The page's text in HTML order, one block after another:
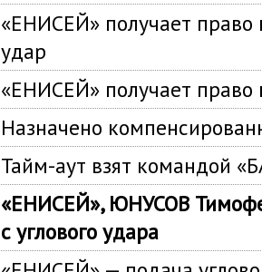
«ЕНИСЕЙ» получает
удар
«ЕНИСЕЙ» получает
Назначено
Тайм-аут взят командой
«ЕНИСЕЙ», ЮНУСОВ
с углового удара